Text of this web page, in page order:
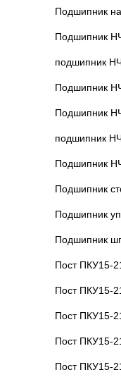
Подшипник
Подшипник
подшипник
Подшипник
Подшипник
подшипник
Подшипник
Подшипник
Подшипник
Подшипник
Пост ПКУ15-
Пост ПКУ15-
Пост ПКУ15-
Пост ПКУ15-
Пост ПКУ15-